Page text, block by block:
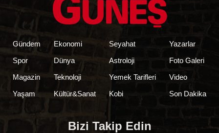
Gündem
Spor
Magazin
Yaşam
Ekonomi
Dünya
Teknoloji
Kültür&Sanat
Seyahat
Astroloji
Yemek Tarifleri
Kobi
Yazarlar
Foto Galeri
Video
Son Dakika
Bizi Takip Edin